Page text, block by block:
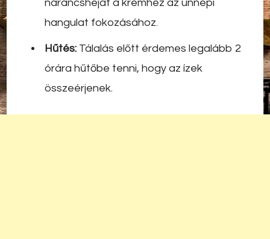
narancshéjat a krémhez az ünnepi
hangulat fokozásához.
Hűtés: Tálalás előtt érdemes legalább 2
órára hűtőbe tenni, hogy az ízek
összeérjenek.